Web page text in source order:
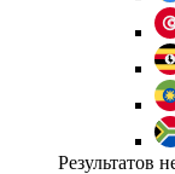
Результатов